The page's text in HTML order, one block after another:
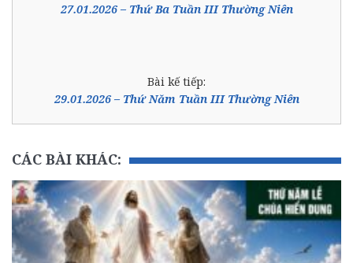
27.01.2026 – Thứ Ba Tuần III Thường Niên
Bài kế tiếp:
29.01.2026 – Thứ Năm Tuần III Thường Niên
CÁC BÀI KHÁC: